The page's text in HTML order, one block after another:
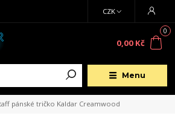
Menu
CZK
0
0,00 Kč
pánské tričko Kaldar Creamwood